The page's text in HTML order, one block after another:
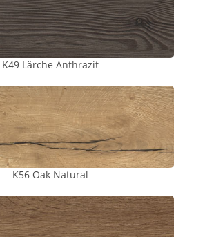
K49 Lärche Anthrazit
K56 Oak Natural